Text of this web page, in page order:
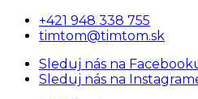
+421 948 338 755
timtom@timtom.sk
Sleduj nás na
Sleduj nás na